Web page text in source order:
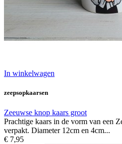
In winkelwagen
zeepsopkaarsen
Zeeuwse knop kaars groot
Prachtige kaars in de vorm van een
verpakt. Diameter 12cm en 4cm...
€ 7,95